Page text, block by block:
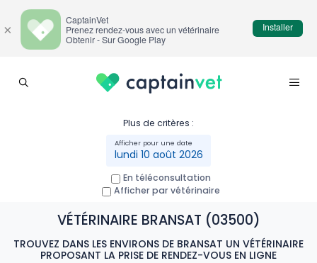
Plus de critères :
lundi 10 août 2026
En téléconsultation
Afficher par vétérinaire
VÉTÉRINAIRE BRANSAT (03500)
TROUVEZ DANS LES ENVIRONS DE BRANSAT UN VÉTÉRINAIRE
PROPOSANT LA PRISE DE RENDEZ-VOUS EN LIGNE
×
CaptainVet
Prenez rendez-vous avec un vétérinaire
Obtenir - Sur Google Play
Installer